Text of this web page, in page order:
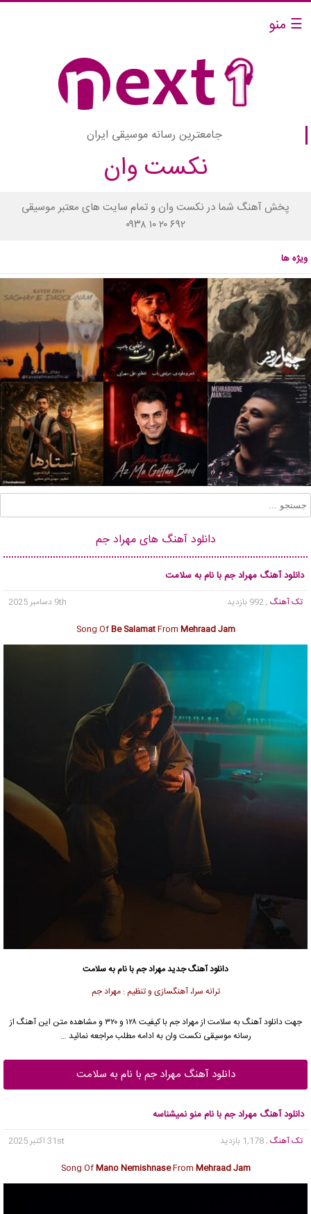
☰ منو
جامعترین رسانه موسیقی ایران
نکست وان
پخش آهنگ شما در نکست وان و تمام سایت های معتبر موسیقی
۰۹۳۸ ۱۰ ۲۰ ۶۹۲
ویژه ها
دانلود آهنگ های مهراد جم
دانلود آهنگ مهراد جم با نام به سلامت
تک آهنگ , 992 بازدید
9th دسامبر 2025
Song OfBe SalamatFrom Mehraad Jam
دانلود آهنگ جدیدمهراد جمبا نام به سلامت
ترانه سرا، آهنگسازی و تنظیم : مهراد جم
جهت دانلود آهنگ به سلامت ازمهراد جم
با کیفیت ۱۲۸ و ۳۲۰ و مشاهده متن این آهنگ از
رسانه موسیقی نکست وان به ادامه مطلب مراجعه نمائید …
دانلود آهنگ مهراد جم با نام به سلامت
دانلود آهنگ مهراد جم با نام منو نمیشناسه
تک آهنگ , 1,178 بازدید
31st اکتبر 2025
Song OfMano NemishnaseFrom Mehraad Jam